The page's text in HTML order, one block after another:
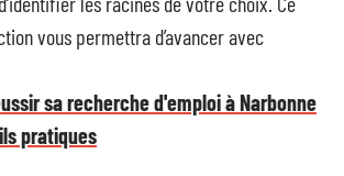
vous permettra d’avancer avec
sa recherche d'emploi à Narbonne
pratiques